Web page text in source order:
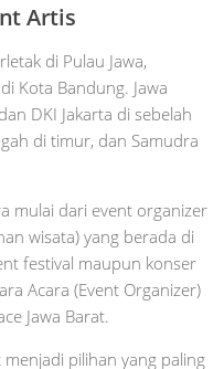
Artis
di Pulau Jawa,
Kota Bandung. Jawa
DKI Jakarta di sebelah
di timur, dan Samudra
mulai dari event organizer
wisata) yang berada di
festival maupun konser
Acara (Event Organizer)
Jawa Barat.
menjadi pilihan yang paling